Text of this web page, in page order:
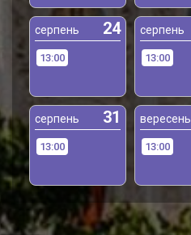
серпень 24
13:00
серпень
13:00
серпень 31
13:00
вересень
13:00